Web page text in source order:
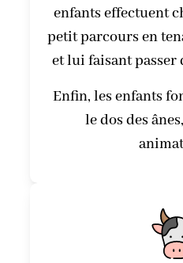
enfants effectuent
petit parcours en
et lui faisant passer
Enfin, les enfants
le dos des